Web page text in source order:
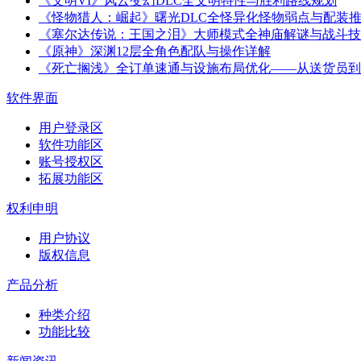
《怪物猎人：崛起》曙光DLC全怪异化怪物弱点与配装
《塞尔达传说：王国之泪》大师模式全神庙解谜与战斗
《原神》深渊12层全角色配队与操作详解
《死亡搁浅》全订单速通与设施布局优化——从送货员
软件界面
用户登录区
软件功能区
账号授权区
拓展功能区
权利申明
用户协议
版权信息
产品分析
种类介绍
功能比较